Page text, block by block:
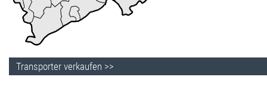
Transporter verkaufen >>